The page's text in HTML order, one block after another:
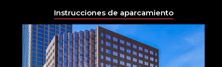
Instrucciones de aparcamiento